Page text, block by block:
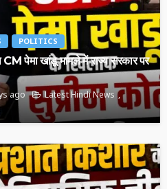
POLITICS
पेमा खांडू मामले में राज्य सरकार पर
ago
Latest Hindi News